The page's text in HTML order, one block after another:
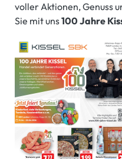
voller Aktionen, Genuss
Sie mit uns100 Jahre